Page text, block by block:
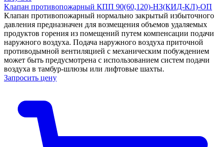
Клапан противопожарный КПП 90(60,120)-НЗ(КИД-КЛ)-ОП
Клапан противопожарный нормально закрытый избыточного
давления предназначен для возмещения объемов удаляемых
продуктов горения из помещений путем компенсации подачи
наружного воздуха. Подача наружного воздуха приточной
противодымной вентиляцией с механическим побуждением
может быть предусмотрена с использованием систем подачи
воздуха в тамбур-шлюзы или лифтовые шахты.
Запросить цену